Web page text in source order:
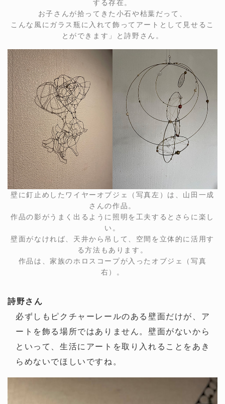
する存在。
お子さんが拾ってきた小石や枯葉だって、
こんな風にガラス瓶に入れて飾ってアートとして見せるこ
とができます」と詩野さん。
壁に釘止めしたワイヤーオブジェ（写真左）は、山田一成
さんの作品。
作品の影がうまく出るように照明を工夫するとさらに楽し
い。
壁面がなければ、天井から吊して、空間を立体的に活用す
る方法もあります。
作品は、家族のホロスコープが入ったオブジェ（写真
右）。
詩野さん
必ずしもピクチャーレールのある壁面だけが、ア
ートを飾る場所ではありません。壁面がないから
といって、生活にアートを取り入れることをあき
らめないでほしいですね。